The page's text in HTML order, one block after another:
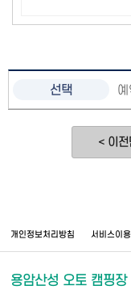
< 이전
개인정보처리방침 서비스이
용암산성 오토 캠핑장